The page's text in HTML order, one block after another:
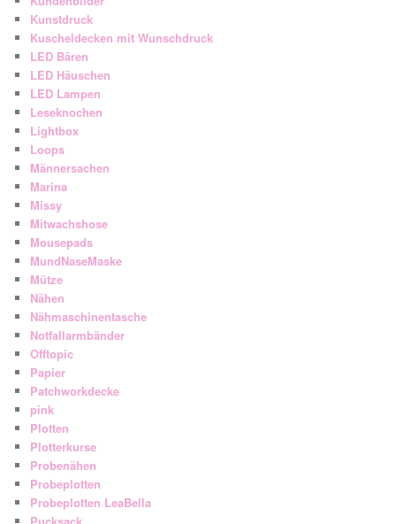
Kunstdruck
Kuscheldecken mit Wunschdruck
LED Bären
LED Häuschen
LED Lampen
Leseknochen
Lightbox
Loops
Männersachen
Marina
Missy
Mitwachshose
Mousepads
MundNaseMaske
Mütze
Nähen
Nähmaschinentasche
Notfallarmbänder
Offtopic
Papier
Patchworkdecke
pink
Plotten
Plotterkurse
Probenähen
Probeplotten
Probeplotten LeaBella